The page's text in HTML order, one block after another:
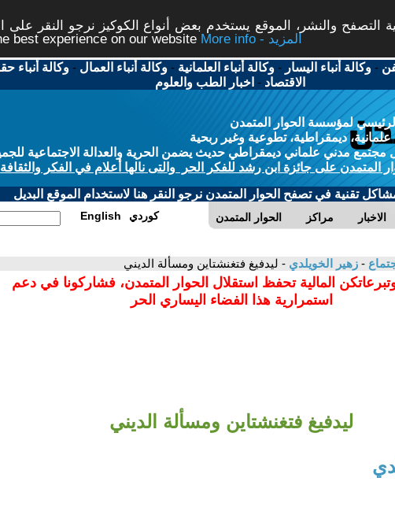
التصفح والنشر، الموقع يستخدم بعض أنواع الكوكيز نرجو النقر
best experience on our website
More info - المزيد
-وكالة أنباء اليسار -وكالة أنباء العلمانية -وكالة أنباء العمال -وكالة أنباء
الاقتصاد - اخبار الطب والعلوم
لمؤسسة الحوار المتمدن
ديمقراطية، تطوعية وغير ربحية
مدني علماني ديمقراطي حديث يضمن الحرية والعدالة الاجتماعية
المتمدن على جائزة ابن رشد للفكر الحر والتى نالها أعلام في الفكر والثقافة
تقنية في تصفح الحوار المتمدن نرجو النقر هنا لاستخدام الموقع البديل
الحوار المتمدن مراكز الاخبار English كوردي
- زهير الخويلدي - ليدفيغ فتغنشتاين ومسألة الديني
المالية تحفظ استقلال الحوار المتمدن، فشاركونا في دعم
استمرارية هذا الفضاء اليساري الحر
ليدفيغ فتغنشتاين ومسألة الديني